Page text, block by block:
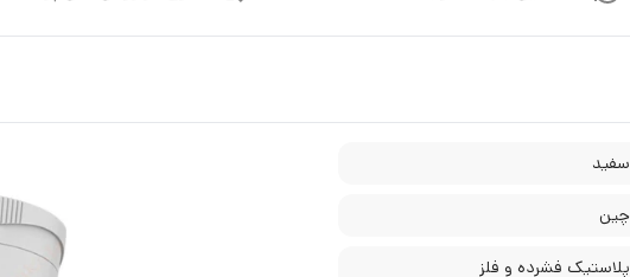
سفید
چین
پلاستیک فشرده و فلز